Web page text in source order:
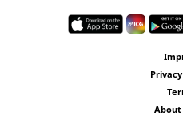
About